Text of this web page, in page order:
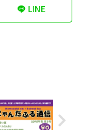
LINE